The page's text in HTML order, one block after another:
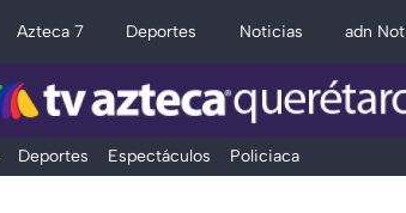
Azteca 7 Deportes Noticias adn
Deportes Espectáculos Policiaca